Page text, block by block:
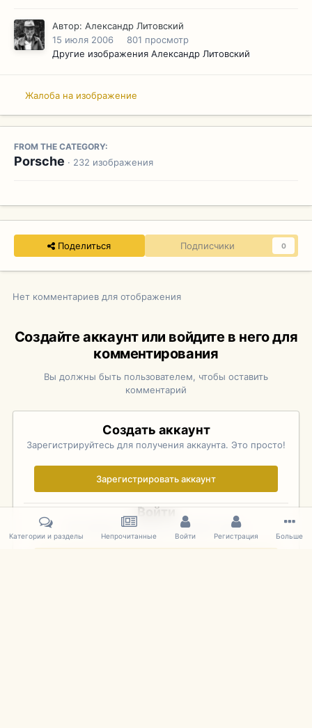
Автор: Александр Литовский
15 июля 2006
801 просмотр
Другие изображения Александр Литовский
Жалоба на изображение
FROM THE CATEGORY:
Porsche · 232 изображения
Поделиться Подписчики 0
Нет комментариев для отображения
Создайте аккаунт или войдите в него для
комментирования
Вы должны быть пользователем, чтобы оставить
комментарий
Создать аккаунт
Зарегистрируйтесь для получения аккаунта. Это просто!
Зарегистрировать аккаунт
Войти
Уже зарегистрированы? Войдите здесь.
Категории и разделы Непрочитанные Войти Регистрация Больше